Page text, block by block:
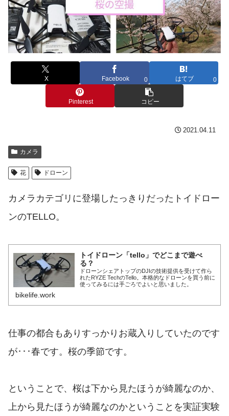
X Facebook 0 はてブ 0
Pinterest コピー
2021.04.11
カメラ
花 ドローン
カメラカテゴリに登場したっきりだったトイドロー
ンのTELLO。
トイドローン「tello」でどこまで遊べ
る？
ドローンシェアトップのDJIの技術提供を受けて作ら
れたRYZE TechのTello。本格的なドローンを買う前に
使ってみるには手ごろでよいと思いました。
bikelife.work
仕事の都合もありすっかりお蔵入りしていたのです
が･･･春です。桜の季節です。
ということで、桜は下から見たほうが綺麗なのか、
上から見たほうが綺麗なのかということを実証実験